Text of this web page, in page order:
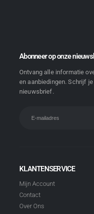
Abonneer op onze
Ontvang alle informatie
en aanbiedingen. Schrijf
nieuwsbrief.
KLANTENSERVICE
Mijn Account
Contact
Over Ons